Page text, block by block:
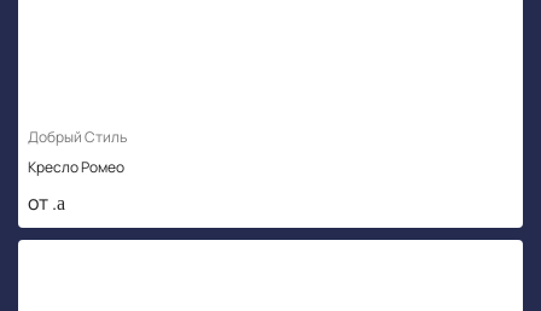
Добрый Стиль
Кресло Ромео
от .